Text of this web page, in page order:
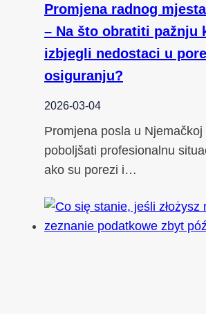
Promjena radnog
– Na što obratiti pažnju
izbjegli nedostaci u
osiguranju?
2026-03-04
Promjena posla u
poboljšati profesionalnu
ako su porezi i…